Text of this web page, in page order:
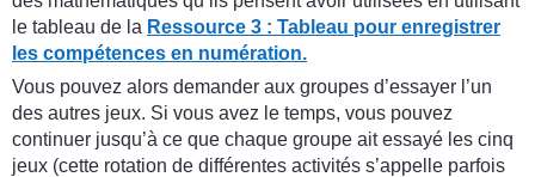
le tableau de la Ressource 3 : Tableau pour enregistrer
les compétences en numération.
Vous pouvez alors demander aux groupes d’essayer l’un
des autres jeux. Si vous avez le temps, vous pouvez
continuer jusqu’à ce que chaque groupe ait essayé les cinq
jeux (cette rotation de différentes activités s’appelle parfois